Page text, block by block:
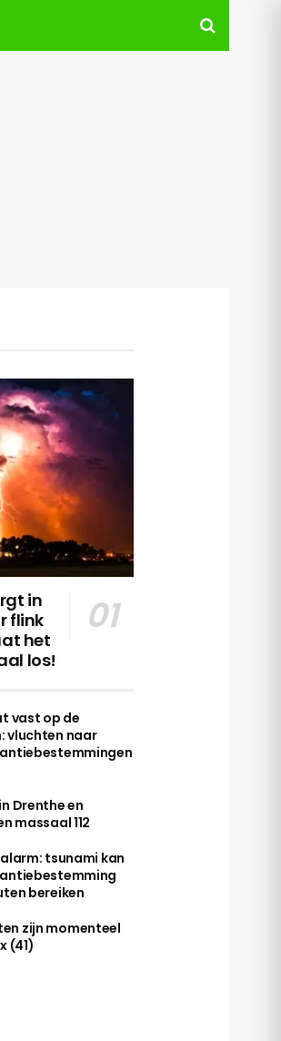
in
flink
het
los!
vast op de
vluchten naar
Drenthe en
massaal 112
tsunami kan
bereiken
zijn momenteel
(41)